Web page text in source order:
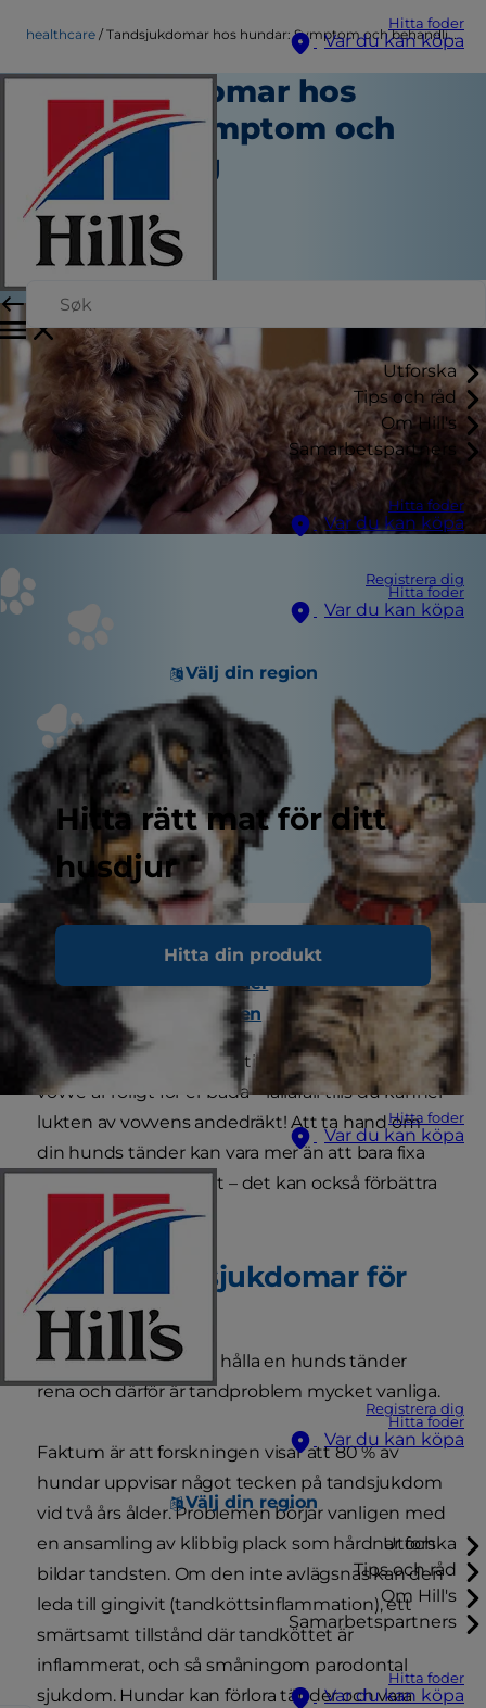
Hitta foder
Var du kan köpa
Utforska
Tips och råd
Om Hill's
Samarbetspartners
Hitta foder
Var du kan köpa
Registrera dig
Hitta foder
Var du kan köpa
Välj din region
Hitta rätt mat för ditt
husdjur
Hitta din produkt
Hitta foder
Var du kan köpa
Registrera dig
Hitta foder
Var du kan köpa
Välj din region
Utforska
Tips och råd
Om Hill's
Samarbetspartners
Hitta foder
Var du kan köpa
healthcare Tandsjukdomar hos hundar: Symptom och behandling
Tandsjukdomar hos
hundar: Symptom och
behandling
Hälsovård
Skribent
Februari 27, 2025
Relaterat bildinnehåll
Normala hundtänder
Abscess i rovtanden
Att tillbringa mycket tid tillsammans med din
vovve är roligt för er båda – iallafall tills du känner
lukten av vovvens andedräkt! Att ta hand om
din hunds tänder kan vara mer än att bara fixa
andedräktsproblemet – det kan också förbättra
hundens livskvalitet.
Vad är tandsjukdomar för
något?
Det kan vara svårt att hålla en hunds tänder
rena och därför är tandproblem mycket vanliga.
Faktum är att forskningen visar att 80 % av
hundar uppvisar något tecken på tandsjukdom
vid två års ålder. Problemen börjar vanligen med
en ansamling av klibbig plack som hårdnar och
bildar tandsten. Om den inte avlägsnas kan den
leda till gingivit (tandköttsinflammation), ett
smärtsamt tillstånd där tandköttet är
inflammerat, och så småningom parodontal
sjukdom. Hundar kan förlora tänder och vara